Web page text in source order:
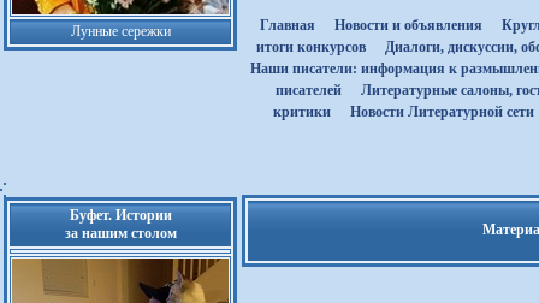
Лунные сережки Главная Новости и объявления
итоги конкурсов
Диалоги, дискуссии,
Наши писатели: информация к
писателей
Литературные салоны,
критики
Новости Литературной сети
Буфет. Истории
за нашим столом